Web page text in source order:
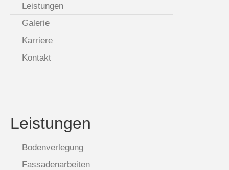
Leistungen
Galerie
Karriere
Kontakt
Leistungen
Bodenverlegung
Fassadenarbeiten